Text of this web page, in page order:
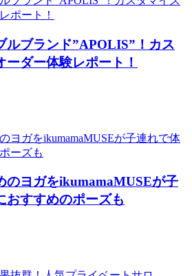
ルブランド”APOLIS”！カス
ーダー体験レポート！
のヨガをikumamaMUSEが子
おすすめのポーズも